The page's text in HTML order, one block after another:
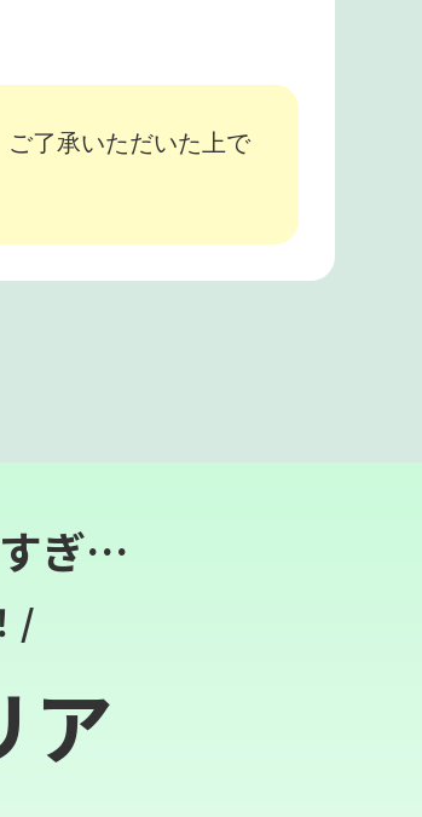
了承いただいた上で
ぎ…
/
ア